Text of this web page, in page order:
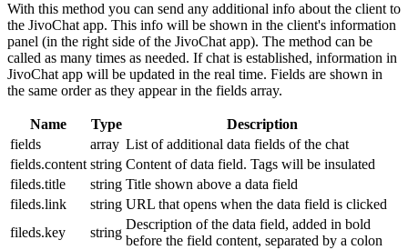
With this method you can send any additional info about the client to
the JivoChat app. This info will be shown in the client's information
panel (in the right side of the JivoChat app). The method can be
called as many times as needed. If chat is established, information in
JivoChat app will be updated in the real time. Fields are shown in
the same order as they appear in the fields array.
Name Type
Description
fields
array List of additional data fields of the chat
fields.content string Content of data field. Tags will be insulated
fileds.title
string Title shown above a data field
fileds.link
string URL that opens when the data field is clicked
fileds.key
string
Description of the data field, added in bold
before the field content, separated by a colon